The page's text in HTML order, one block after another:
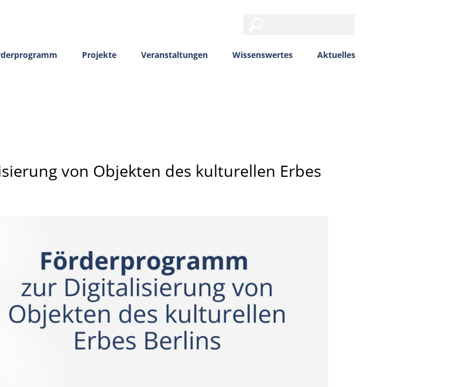
Projekte Veranstaltungen Wissenswertes Aktuelles
von Objekten des kulturellen Erbes